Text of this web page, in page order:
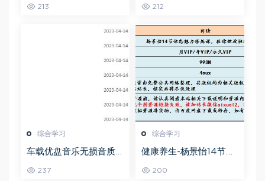
网盘资源打包下载
213
源打包下载
212
综合学习
车载优盘音乐无损音质
网盘打包下载
237
综合学习
健康养生-杨景怡14节体
现东方美,百度网盘资源
200